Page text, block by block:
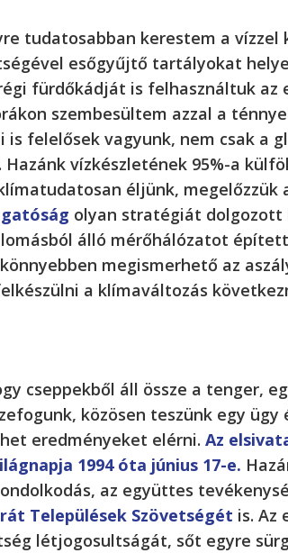
tudatosabban kerestem a vízzel
esőgyűjtő tartályokat
fürdőkádját is felhasználtuk az
szembesültem azzal a
is felelősek vagyunk, nem csak a
vízkészletének 95%-a
éljünk, megelőzzük
olyan stratégiát dolgozott
álló mérőhálózatot
megismerhető az
a klímaváltozás
cseppekből áll össze a tenger,
közösen teszünk egy ügy
eredményeket elérni. Az
1994 óta június 17-e.
az együttes
Települések Szövetségét is. Az
létjogosultságát, sőt egyre